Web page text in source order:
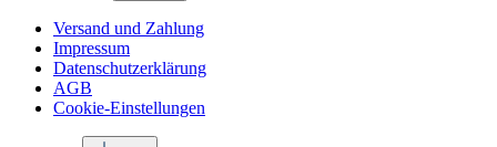
Versand und Zahlung
Impressum
Datenschutzerklärung
AGB
Cookie-Einstellungen